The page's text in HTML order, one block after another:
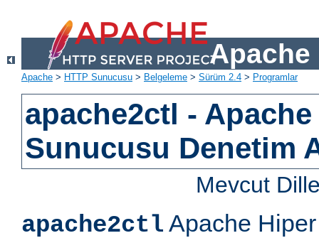
Apache
Apache > HTTP Sunucusu > Belgeleme > Sürüm 2.4 > Programlar
apache2ctl - Apache
Sunucusu Denetim
Mevcut
apache2ctl Apache